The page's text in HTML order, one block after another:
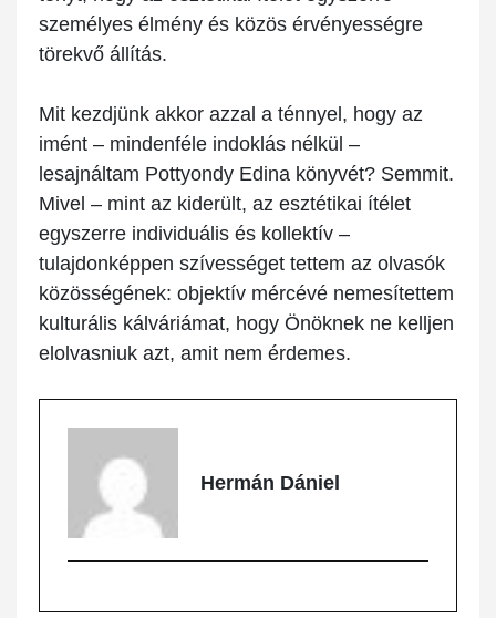
személyes élmény és közös érvényességre
törekvő állítás.
Mit kezdjünk akkor azzal a ténnyel, hogy az
imént – mindenféle indoklás nélkül –
lesajnáltam Pottyondy Edina könyvét? Semmit.
Mivel – mint az kiderült, az esztétikai ítélet
egyszerre individuális és kollektív –
tulajdonképpen szívességet tettem az olvasók
közösségének: objektív mércévé nemesítettem
kulturális kálváriámat, hogy Önöknek ne kelljen
elolvasniuk azt, amit nem érdemes.
Hermán Dániel